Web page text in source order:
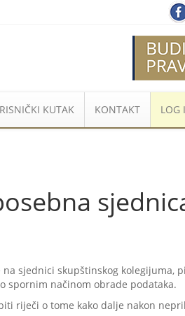
KUTAK KONTAKT LOG
sjednici skupštinskog kolegijuma,
spornim načinom obrade podataka.
riječi o tome kako dalje nakon